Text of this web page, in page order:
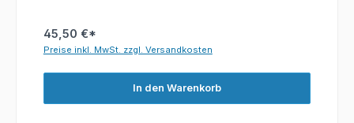
45,50 €*
Preise inkl. MwSt. zzgl. Versandkosten
In den Warenkorb